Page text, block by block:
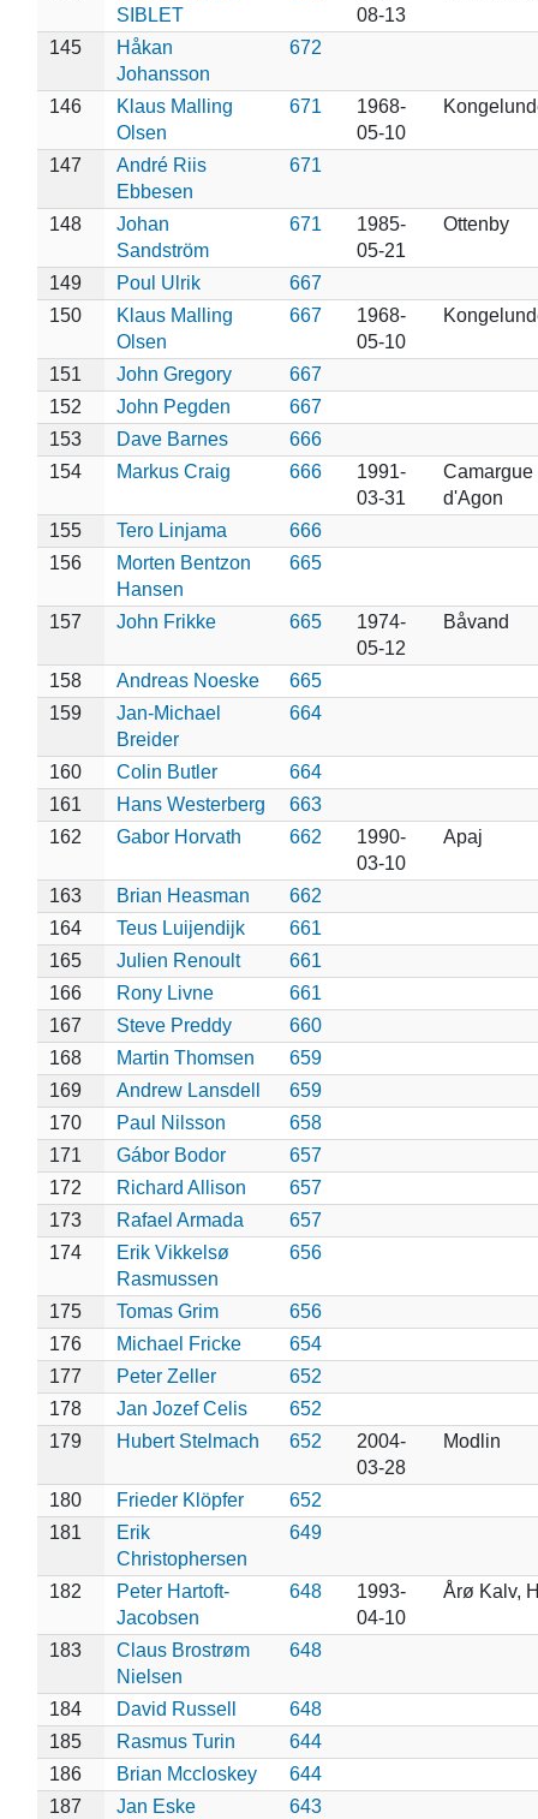
SIBLET
08-13
145
Håkan
Johansson
672
146
Klaus Malling
Olsen
671
1968-
05-10
147
André Riis
Ebbesen
671
148
Johan
Sandström
671
1985-
05-21
Ottenby
149 Poul Ulrik
667
150
Klaus Malling
Olsen
667
1968-
05-10
151 John Gregory
667
152
John Pegden
667
153
Dave Barnes
666
154
Markus Craig 666
1991-
03-31
Camargue
d'Agon
155
Tero Linjama
666
156
Morten Bentzon
Hansen
665
157 John Frikke 665
1974-
05-12
Båvand
158 Andreas Noeske
665
159
Jan-Michael
Breider
664
160 Colin Butler
664
161
Hans Westerberg
663
162
Gabor Horvath 662
1990-
03-10
Apaj
163 Brian Heasman
662
164
Teus Luijendijk
661
165
Julien Renoult
661
166
Rony Livne
661
167
Steve Preddy
660
168
Martin Thomsen
659
169
Andrew Lansdell
659
170
Paul Nilsson
658
171
Gábor Bodor
657
172
Richard Allison
657
173
Rafael Armada
657
174
Erik Vikkelsø
Rasmussen
656
175 Tomas Grim
656
176
Michael Fricke
654
177
Peter Zeller
652
178
Jan Jozef Celis
652
179
Hubert Stelmach 652
2004-
03-28
Modlin
180 Frieder Klöpfer
652
181
Erik
Christophersen
649
182
Peter Hartoft-
Jacobsen
648
1993-
04-10
Årø Kalv,
183
Claus Brostrøm
Nielsen
648
184 David Russell
648
185
Rasmus Turin
644
186
Brian Mccloskey
644
187
Jan Eske 643